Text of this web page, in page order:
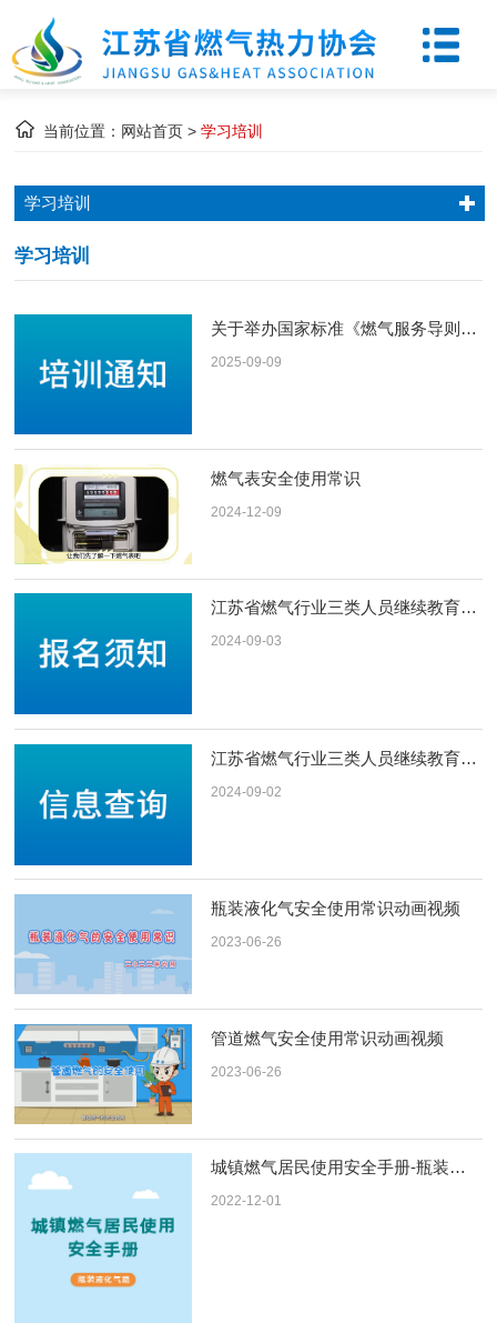
当前位置： 网站首页 >学习培训
学习培训
学习培训
关于举办国家标准《燃气服务导则》和《城镇燃气设施运行、维护和抢修安全技术标准》宣贯培训班的通知
2025-09-09
燃气表安全使用常识
2024-12-09
江苏省燃气行业三类人员继续教育报名须知及流程
2024-09-03
江苏省燃气行业三类人员继续教育信息查询
2024-09-02
瓶装液化气安全使用常识动画视频
2023-06-26
管道燃气安全使用常识动画视频
2023-06-26
城镇燃气居民使用安全手册-瓶装液化气
2022-12-01